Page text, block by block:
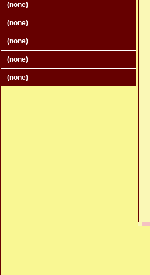
(none)
(none)
(none)
(none)
(none)